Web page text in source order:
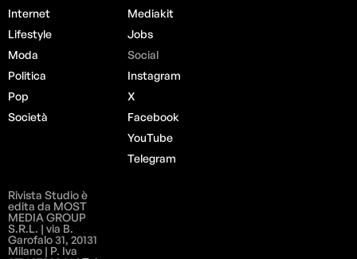
Internet
Lifestyle
Moda
Politica
Pop
Società
Mediakit
Jobs
Social
Instagram
X
Facebook
YouTube
Telegram
Rivista Studio è
edita da MOST
MEDIA GROUP
S.R.L. | via B.
Garofalo 31, 20131
Milano | P. Iva